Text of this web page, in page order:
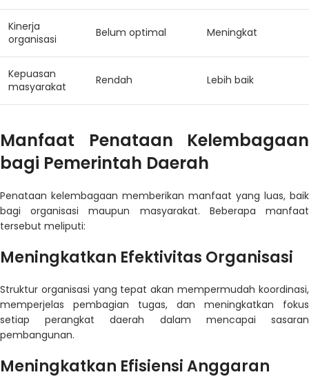
Kinerja
organisasi
Belum optimal Meningkat
Kepuasan
masyarakat
Rendah Lebih baik
Manfaat Penataan Kelembagaan
bagi Pemerintah Daerah
Penataan kelembagaan memberikan manfaat yang luas, baik
bagi organisasi maupun masyarakat. Beberapa manfaat
tersebut meliputi:
Meningkatkan Efektivitas Organisasi
Struktur organisasi yang tepat akan mempermudah koordinasi,
memperjelas pembagian tugas, dan meningkatkan fokus
setiap perangkat daerah dalam mencapai sasaran
pembangunan.
Meningkatkan Efisiensi Anggaran